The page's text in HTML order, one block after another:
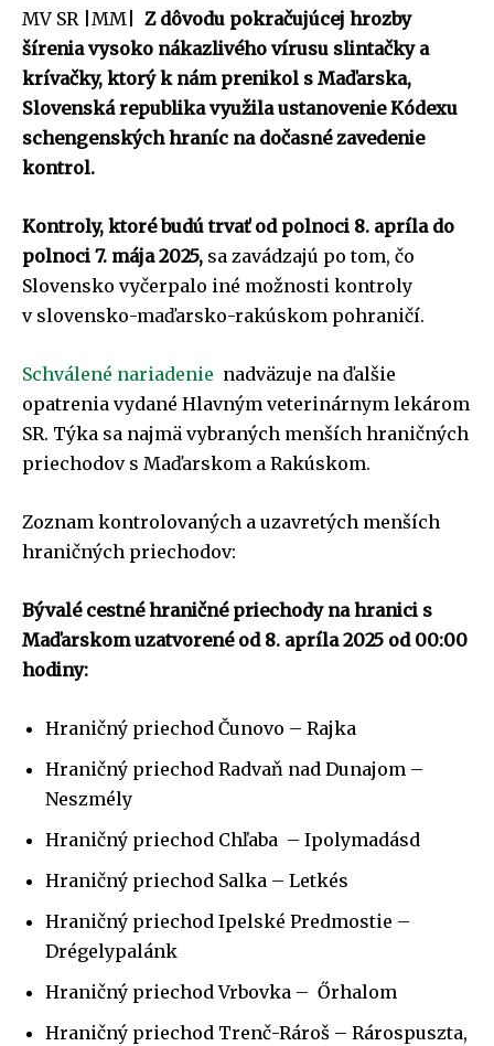
MV SR |MM|
Z dôvodu pokračujúcej hrozby
šírenia vysoko nákazlivého vírusu slintačky a
krívačky, ktorý k nám prenikol s Maďarska,
Slovenská republika využila ustanovenie Kódexu
schengenských hraníc na dočasné zavedenie
kontrol.
Kontroly, ktoré budú trvať od polnoci 8. apríla do
polnoci 7. mája 2025, sa zavádzajú po tom, čo
Slovensko vyčerpalo iné možnosti kontroly
v slovensko-maďarsko-rakúskom pohraničí.
Schválené nariadenie nadväzuje na ďalšie
opatrenia vydané Hlavným veterinárnym lekárom
SR. Týka sa najmä vybraných menších hraničných
priechodov s Maďarskom a Rakúskom.
Zoznam kontrolovaných a uzavretých menších
hraničných priechodov:
Bývalé cestné hraničné priechody na hranici s
Maďarskom uzatvorené od 8. apríla 2025 od 00:00
hodiny:
Hraničný priechod Čunovo – Rajka
Hraničný priechod Radvaň nad Dunajom –
Neszmély
Hraničný priechod Chľaba – Ipolymadásd
Hraničný priechod Salka – Letkés
Hraničný priechod Ipelské Predmostie –
Drégelypalánk
Hraničný priechod Vrbovka – Őrhalom
Hraničný priechod Trenč-Rároš – Rárospuszta,